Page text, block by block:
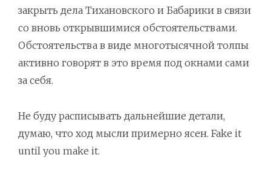
закрыть дела Тихановского и Бабарики в связи
со вновь открывшимися обстоятельствами.
Обстоятельства в виде многотысячной толпы
активно говорят в это время под окнами сами
за себя.
Не буду расписывать дальнейшие детали,
думаю, что ход мысли примерно ясен. Fake it
until you make it.